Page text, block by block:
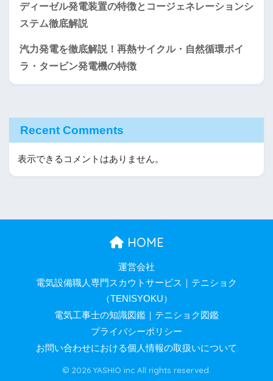
ディーゼル発電装置の特徴とコージェネレーションシ
ステム徹底解説
汽力発電を徹底解説！再熱サイクル・自然循環ボイ
ラ・タービン発電機の特徴
Recent Comments
表示できるコメントはありません。
HOME
運営会社
電気設備職人専門スカウトサービス｜テニショク
（TENISYOKU）
電気工事士の知識図鑑｜テニショク図鑑
プライバシーポリシー
お問い合わせにおける個人情報の取扱いについて
© 2026 YASHIO inc All rights reserved.